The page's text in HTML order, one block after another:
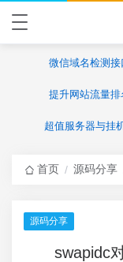
微信域名检测接
提升网站流量排
超值服务器与挂
首页 / 源码分享
源码分享
swapidc